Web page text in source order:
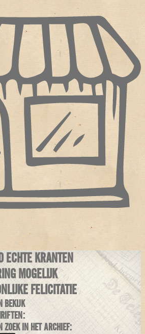
ECHTE KRANTEN
MOGELIJK
FELICITATIE
BEKIJK
ZOEK IN HET ARCHIEF: